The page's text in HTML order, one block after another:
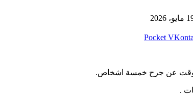
2026
‫Pocket
الوقت عن جرح خمسة اشخاص.
.